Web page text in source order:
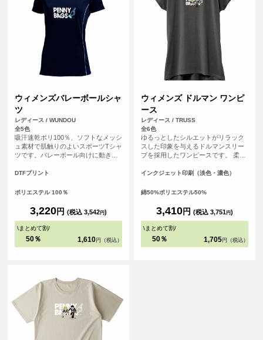
ウィメンズバレーボールシャ
ツ
レディース / WUNDOU
全5色
吸汗速乾ポリ100％、ソフトなメッシ
ュ素材で肌触りのよいスポーツTシャ
ツです。バレーボール向けに動きや
とVネック2重衿でスポーティなデザ
プにしたフィット感のあるシルエッ
めにしており、スパイクやブロック
でジャンプしても裾がめくり上がり
にくくなっています。ゲームシャツ
と素材感から、ワンランク上のスポ
ムやスポーツ施設のスタッフユニフ
ォームとしても人気のアイテムで
す。
DTFプリント
ポリエステル 100％
3,220円 (税込 3,542円)
\まとめて割/
50％ 1,610 円（税込）
ウィメンズ ドルマン ワンピ
ース
レディース / TRUSS
全6色
ゆるっとしたシルエットがリラック
スした印象を与えるドルマンスリー
ブを採用したワンピースです。 柔ら
地もGood
インクジェット印刷（淡色・濃色）
綿50%ポリエステル50%
3,410円 (税込 3,751円)
\まとめて割/
50％ 1,705 円（税込）